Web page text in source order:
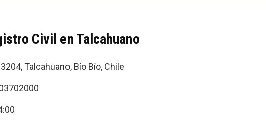
Civil en Talcahuano
Talcahuano, Bío Bío, Chile